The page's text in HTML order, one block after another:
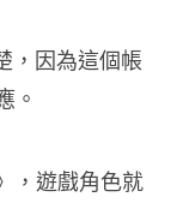
，因為這個帳
。
，遊戲角色就